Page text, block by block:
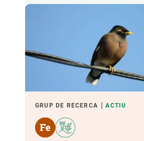
- QUALSEVOL - ACTIU
GRUP DE RECERCA ACTIU